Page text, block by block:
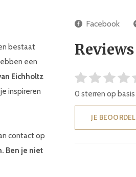
bestaat
een
Eichholtz
inspireren
contact op
Ben je niet
Facebook
Reviews
0 sterren op
JE